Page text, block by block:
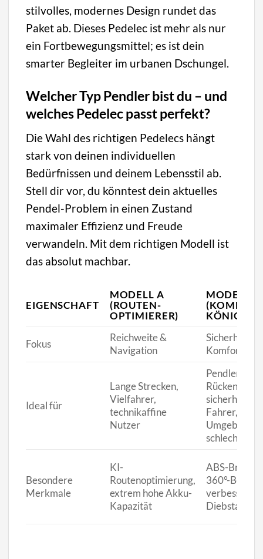
stilvolles, modernes Design rundet das
Paket ab. Dieses Pedelec ist mehr als nur
ein Fortbewegungsmittel; es ist dein
smarter Begleiter im urbanen Dschungel.
Welcher Typ Pendler bist du – und
welches Pedelec passt perfekt?
Die Wahl des richtigen Pedelecs hängt
stark von deinen individuellen
Bedürfnissen und deinem Lebensstil ab.
Stell dir vor, du könntest dein aktuelles
Pendel-Problem in einen Zustand
maximaler Effizienz und Freude
verwandeln. Mit dem richtigen Modell ist
das absolut machbar.
EIGENSCHAFT
MODELL A
(ROUTEN-
OPTIMIERER)
MODELL B
KÖNIG)
Fokus
Reichweite &
Navigation
Sicherheit &
Komfort
Ideal für
Lange Strecken,
Vielfahrer,
technikaffine
Nutzer
Pendler mit
Fahrer,
schlechten
Besondere
Merkmale
KI-
Routenoptimierung,
extrem hohe Akku-
Kapazität
ABS-
360°-
verbesserter